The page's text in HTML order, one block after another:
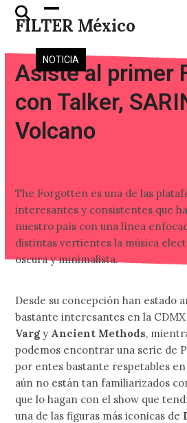
Skip
FILTER México
Open
mobile
menu
Close
mobile
menu
NOTICIA
Asiste al primer
con Talker,
Volcano
The Forgotten es una de las
interesantes y consistentes que
nuestro país con una línea
distintas vertientes la música
oscura y minimalista.
Desde su concepción han estado
bastante interesantes en la
Vargy Ancient Methods,
podemos encontrar una serie de
por entes bastante respetables
aún no están tan familiarizados
que lo hagan con el show que
una de las figuras más iconicas de